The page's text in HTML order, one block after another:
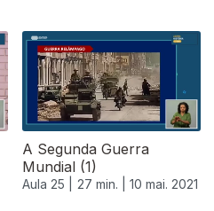
A Segunda Guerra
Mundial (1)
Aula 25 | 27 min. | 10 mai. 2021